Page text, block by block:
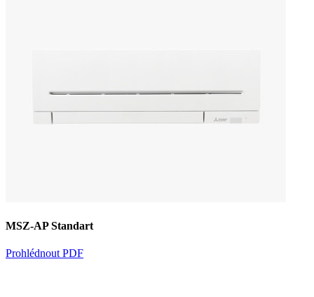
MSZ-AP Standart
Prohlédnout PDF